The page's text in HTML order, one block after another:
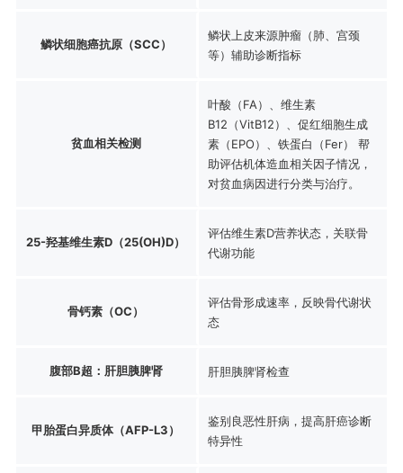
鳞状细胞癌抗原（SCC）
鳞状上皮来源肿瘤（肺、宫颈
等）辅助诊断指标
贫血相关检测
叶酸（FA）、维生素
B12（VitB12）、促红细胞生成
素（EPO）、铁蛋白（Fer） 帮
助评估机体造血相关因子情况，
对贫血病因进行分类与治疗。
25-羟基维生素D（25(OH)D）
评估维生素D营养状态，关联骨
代谢功能
骨钙素（OC）
评估骨形成速率，反映骨代谢状
态
腹部B超：肝胆胰脾肾 肝胆胰脾肾检查
甲胎蛋白异质体（AFP-L3）
鉴别良恶性肝病，提高肝癌诊断
特异性